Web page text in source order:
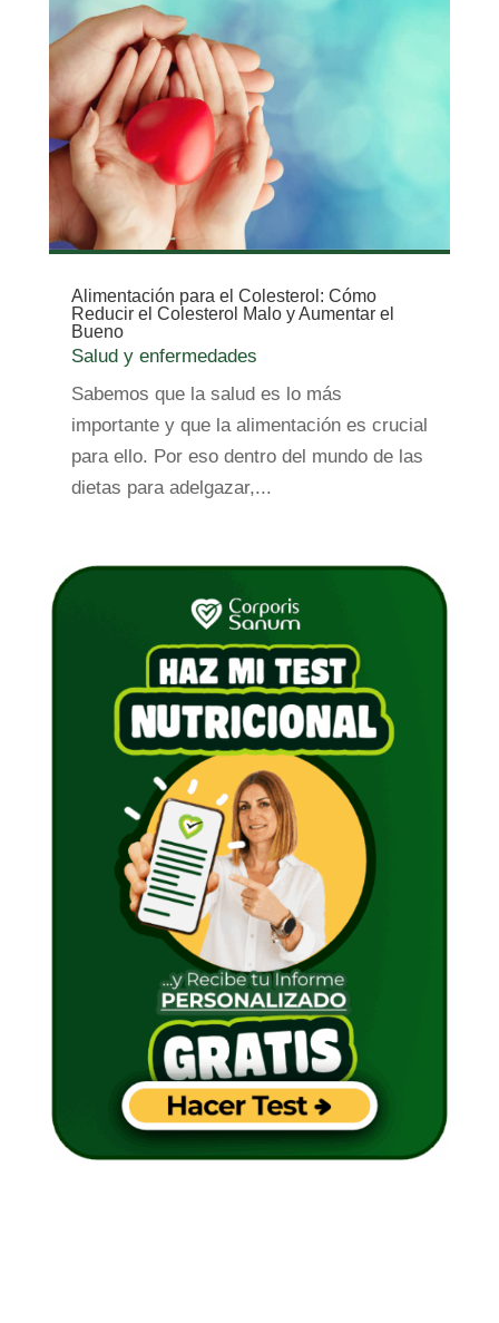
Alimentación para el Colesterol: Cómo
Reducir el Colesterol Malo y Aumentar el
Bueno
Salud y enfermedades
Sabemos que la salud es lo más
importante y que la alimentación es crucial
para ello. Por eso dentro del mundo de las
dietas para adelgazar,...